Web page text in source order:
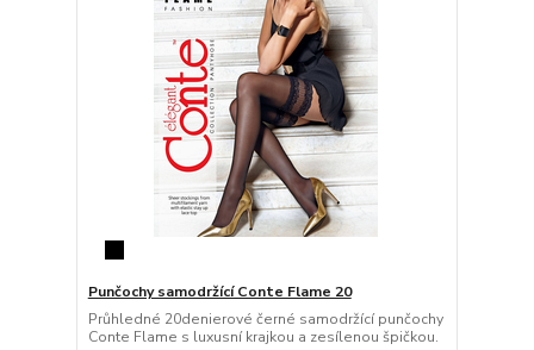
Punčochy samodržící Conte Flame 20
Průhledné 20denierové černé samodržící punčochy
Conte Flame s luxusní krajkou a zesílenou špičkou.